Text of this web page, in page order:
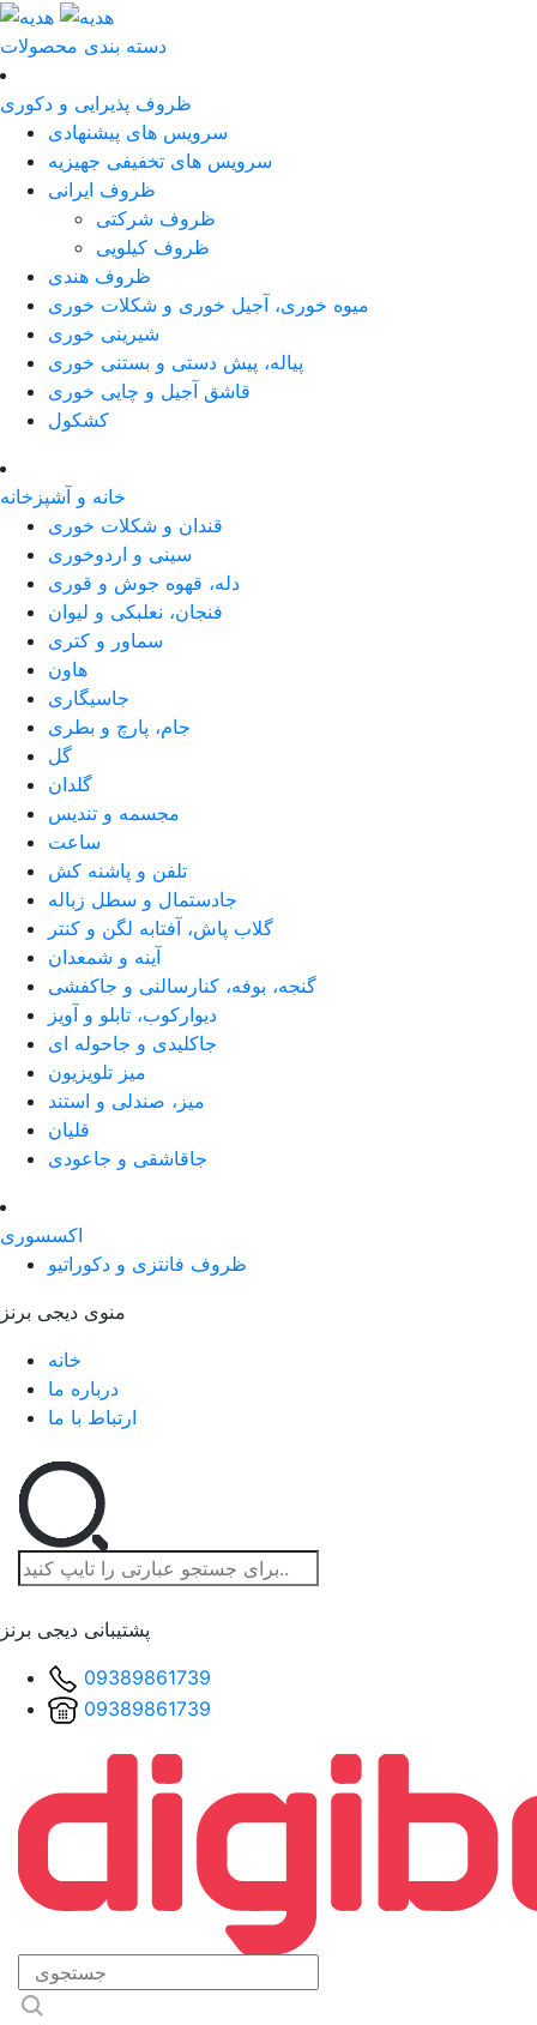
دسته بندی محصولات
ظروف پذیرایی و دکوری
سرویس های پیشنهادی
سرویس های تخفیفی جهیزیه
ظروف ایرانی
ظروف شرکتی
ظروف کیلویی
ظروف هندی
میوه خوری، آجیل خوری و شکلات خوری
شیرینی خوری
پیاله، پیش دستی و بستنی خوری
قاشق آجیل و چایی خوری
کشکول
خانه و آشپزخانه
قندان و شکلات خوری
سینی و اردوخوری
دله، قهوه جوش و قوری
فنجان، نعلبکی و لیوان
سماور و کتری
هاون
جاسیگاری
جام، پارچ و بطری
گل
گلدان
مجسمه و تندیس
ساعت
تلفن و پاشنه کش
جادستمال و سطل زباله
گلاب پاش، آفتابه لگن و کنتر
آینه و شمعدان
گنجه، بوفه، کنارسالنی و جاکفشی
دیوارکوب، تابلو و آویز
جاکلیدی و جاحوله ای
میز تلویزیون
میز، صندلی و استند
قلیان
جاقاشقی و جاعودی
اکسسوری
ظروف فانتزی و دکوراتیو
منوی دیجی برنز
خانه
درباره ما
ارتباط با ما
پشتیبانی دیجی برنز
09389861739
09389861739